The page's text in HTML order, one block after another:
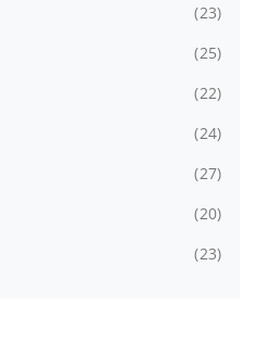
23
25
22
24
27
20
23